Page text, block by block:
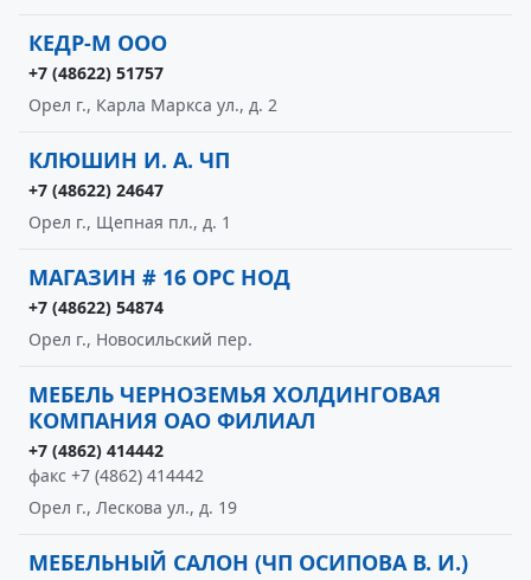
КЕДР-М ООО
+7 (48622) 51757
Орел г., Карла Маркса ул., д. 2
КЛЮШИН И. А. ЧП
+7 (48622) 24647
Орел г., Щепная пл., д. 1
МАГАЗИН # 16 ОРС НОД
+7 (48622) 54874
Орел г., Новосильский пер.
МЕБЕЛЬ ЧЕРНОЗЕМЬЯ ХОЛДИНГОВАЯ
КОМПАНИЯ ОАО ФИЛИАЛ
+7 (4862) 414442
факс +7 (4862) 414442
Орел г., Лескова ул., д. 19
МЕБЕЛЬНЫЙ САЛОН (ЧП ОСИПОВА В. И.)